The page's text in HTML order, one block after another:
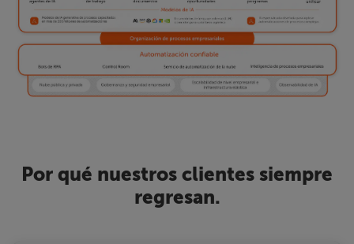
Por qué nuestros clientes siempre
regresan.